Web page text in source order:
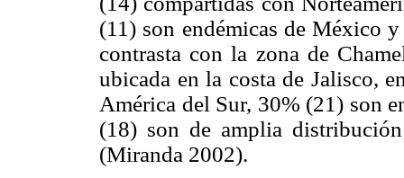
(11) son endémicas de México
contrasta con la zona de
ubicada en la costa de Jalisco,
América del Sur, 30% (21) son
(18) son de amplia
(Miranda 2002).